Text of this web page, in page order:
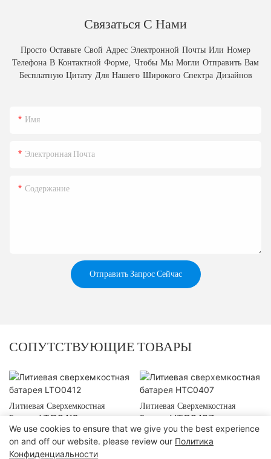
Связаться С Нами
Просто Оставьте Свой Адрес Электронной Почты Или Номер
Телефона В Контактной Форме, Чтобы Мы Могли Отправить Вам
Бесплатную Цитату Для Нашего Широкого Спектра Дизайнов
Имя
Электронная Почта
Содержание
Отправить Запрос Сейчас
СОПУТСТВУЮЩИЕ ТОВАРЫ
Литиевая Сверхемкостная
Литиевая Сверхемкостная
We use cookies to ensure that we give you the best experience
on and off our website. please review our Политика
Конфиденциальности